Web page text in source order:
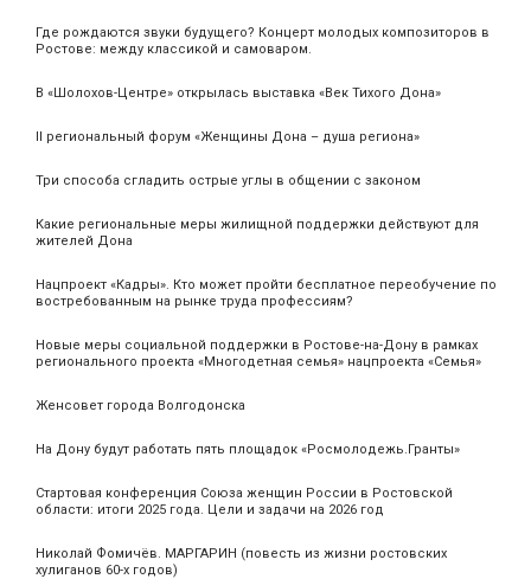
Где рождаются звуки будущего? Концерт молодых композиторов в
Ростове: между классикой и самоваром.
В «Шолохов-Центре» открылась выставка «Век Тихого Дона»
II региональный форум «Женщины Дона – душа региона»
Три способа сгладить острые углы в общении с законом
Какие региональные меры жилищной поддержки действуют для
жителей Дона
Нацпроект «Кадры». Кто может пройти бесплатное переобучение по
востребованным на рынке труда профессиям?
Новые меры социальной поддержки в Ростове-на-Дону в рамках
регионального проекта «Многодетная семья» нацпроекта «Семья»
Женсовет города Волгодонска
На Дону будут работать пять площадок «Росмолодежь.Гранты»
Стартовая конференция Союза женщин России в Ростовской
области: итоги 2025 года. Цели и задачи на 2026 год
Николай Фомичёв. МАРГАРИН (повесть из жизни ростовских
хулиганов 60-х годов)